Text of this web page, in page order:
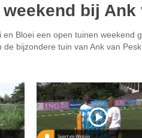
bij Ank
Bloei een open tuinen weekend
bijzondere tuin van Ank van